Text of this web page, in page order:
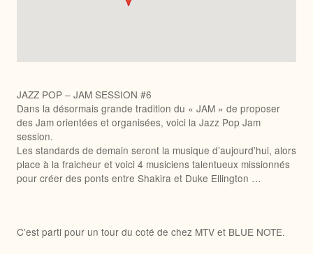
JAZZ POP – JAM SESSION #6
Dans la désormais grande tradition du « JAM » de proposer
des Jam orientées et organisées, voici la Jazz Pop Jam
session.
Les standards de demain seront la musique d’aujourd’hui, alors
place à la fraicheur et voici 4 musiciens talentueux missionnés
pour créer des ponts entre Shakira et Duke Ellington …
C’est parti pour un tour du coté de chez MTV et BLUE NOTE.